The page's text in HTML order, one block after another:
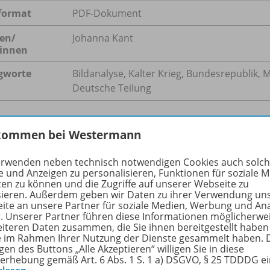
PDF-Dokument
Johanna Kant
Bildanalyse, Kalter Krieg, Bundesrepublik,
Deutsche Teilung
und Schüler erschließen ein Foto vom 13. August
und den Beginn des Mauerbaus zeigt. Sie entwickeln
bei Westermann
neben technisch notwendigen Cookies auch
und Anzeigen zu personalisieren, Funktionen für soziale
zu können und die Zugriffe auf unserer Webseite zu
Außerdem geben wir Daten zu ihrer Verwendung
an unsere Partner für soziale Medien, Werbung und
Unserer Partner führen diese Informationen
Daten zusammen, die Sie ihnen bereitgestellt
im Rahmen Ihrer Nutzung der Dienste gesammelt haben.
des Buttons „Alle Akzeptieren“ willigen Sie in diese
gemäß Art. 6 Abs. 1 S. 1 a) DSGVO, § 25 TDDDG